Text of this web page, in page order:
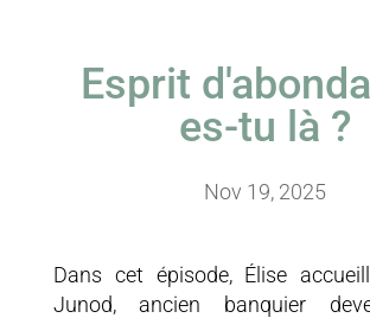
Esprit
es-tu là ?
Nov 19, 2025
Dans cet épisode, Élise
Junod, ancien banquier